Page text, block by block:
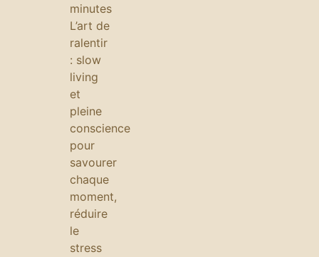
minutes
L’art de
ralentir
: slow
living
et
pleine
conscience
pour
savourer
chaque
moment,
réduire
le
stress